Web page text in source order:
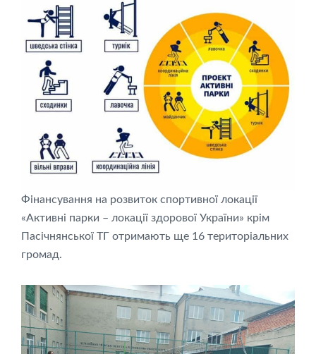
Фінансування на розвиток спортивної локації
«Активні парки – локації здорової України» крім
Пасічнянської ТГ отримають ще 16 територіальних
громад.